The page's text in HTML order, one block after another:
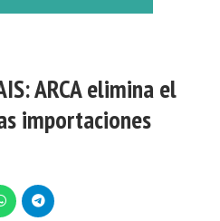
ARCA elimina el
importaciones